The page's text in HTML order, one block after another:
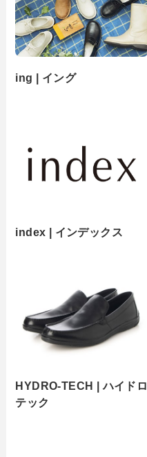
ing | イング
index | インデックス
HYDRO-TECH | ハイドロ
テック